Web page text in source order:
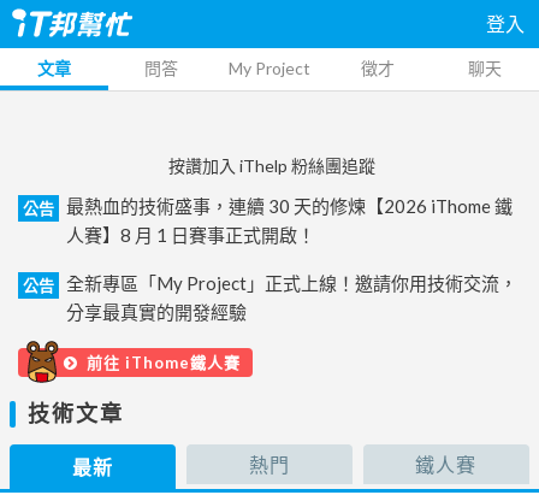
登入
文章 問答 My Project 徵才 聊天
按讚加入 iThelp 粉絲團追蹤
公告
最熱血的技術盛事，連續 30 天的修煉【2026 iThome 鐵
人賽】8 月 1 日賽事正式開啟！
公告
全新專區「My Project」正式上線！邀請你用技術交流，
分享最真實的開發經驗
前往 iThome鐵人賽
技術文章
最新 熱門 鐵人賽